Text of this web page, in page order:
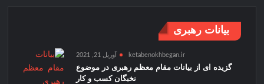
بیانات رهبری
ketabenokhbegan.ir آوریل 21, 2021
گزیده ای از بیانات مقام معظم رهبری در موضوع
نخبگان کسب و کار